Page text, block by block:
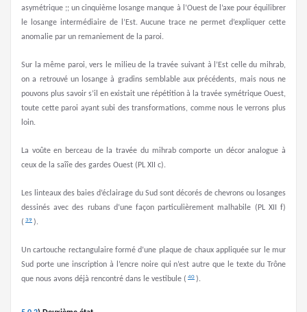
asymétrique ;; un cinquième losange manque à l’Ouest de l’axe pour équilibrer
le losange intermédiaire de l’Est. Aucune trace ne permet d’expliquer cette
anomalie par un remaniement de la paroi.
Sur la même paroi, vers le milieu de la travée suivant à l’Est celle du mihrab,
on a retrouvé un losange à gradins semblable aux précédents, mais nous ne
pouvons plus savoir s’il en existait une répétition à la travée symétrique Ouest,
toute cette paroi ayant subi des transformations, comme nous le verrons plus
loin.
La voûte en berceau de la travée du mihrab comporte un décor analogue à
ceux de la saîîe des gardes Ouest (PL XII c).
Les linteaux des baies d’éclairage du Sud sont décorés de chevrons ou losanges
dessinés avec des rubans d’une façon particulièrement malhabile (PL XII f)
( 39 ).
Un cartouche rectangulaire formé d’une plaque de chaux appliquée sur le mur
Sud porte une inscription à l’encre noire qui n’est autre que le texte du Trône
que nous avons déjà rencontré dans le vestibule ( 40 ).